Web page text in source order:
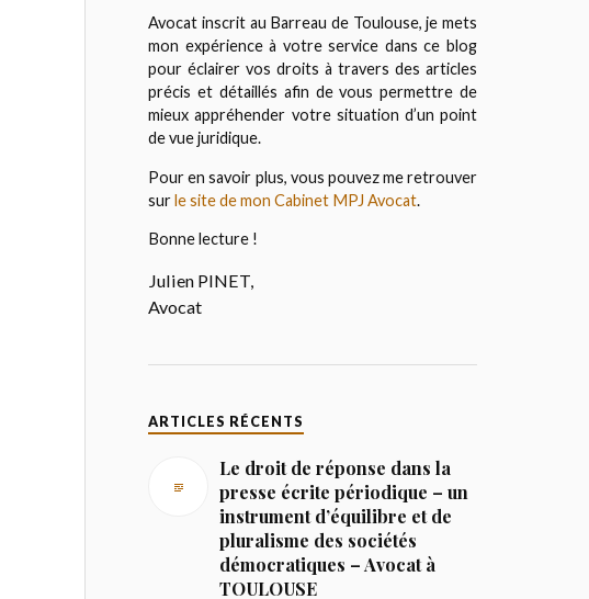
Avocat inscrit au Barreau de Toulouse, je mets
mon expérience à votre service dans ce blog
pour éclairer vos droits à travers des articles
précis et détaillés afin de vous permettre de
mieux appréhender votre situation d’un point
de vue juridique.
Pour en savoir plus, vous pouvez me retrouver
surle site de mon Cabinet MPJ Avocat.
Bonne lecture !
Julien PINET,
Avocat
ARTICLES RÉCENTS
Le droit de réponse dans la
presse écrite périodique – un
instrument d’équilibre et de
pluralisme des sociétés
démocratiques – Avocat à
TOULOUSE